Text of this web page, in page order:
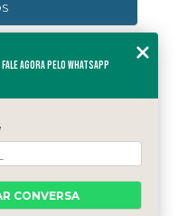
agora pelo WhatsApp
CONVERSA